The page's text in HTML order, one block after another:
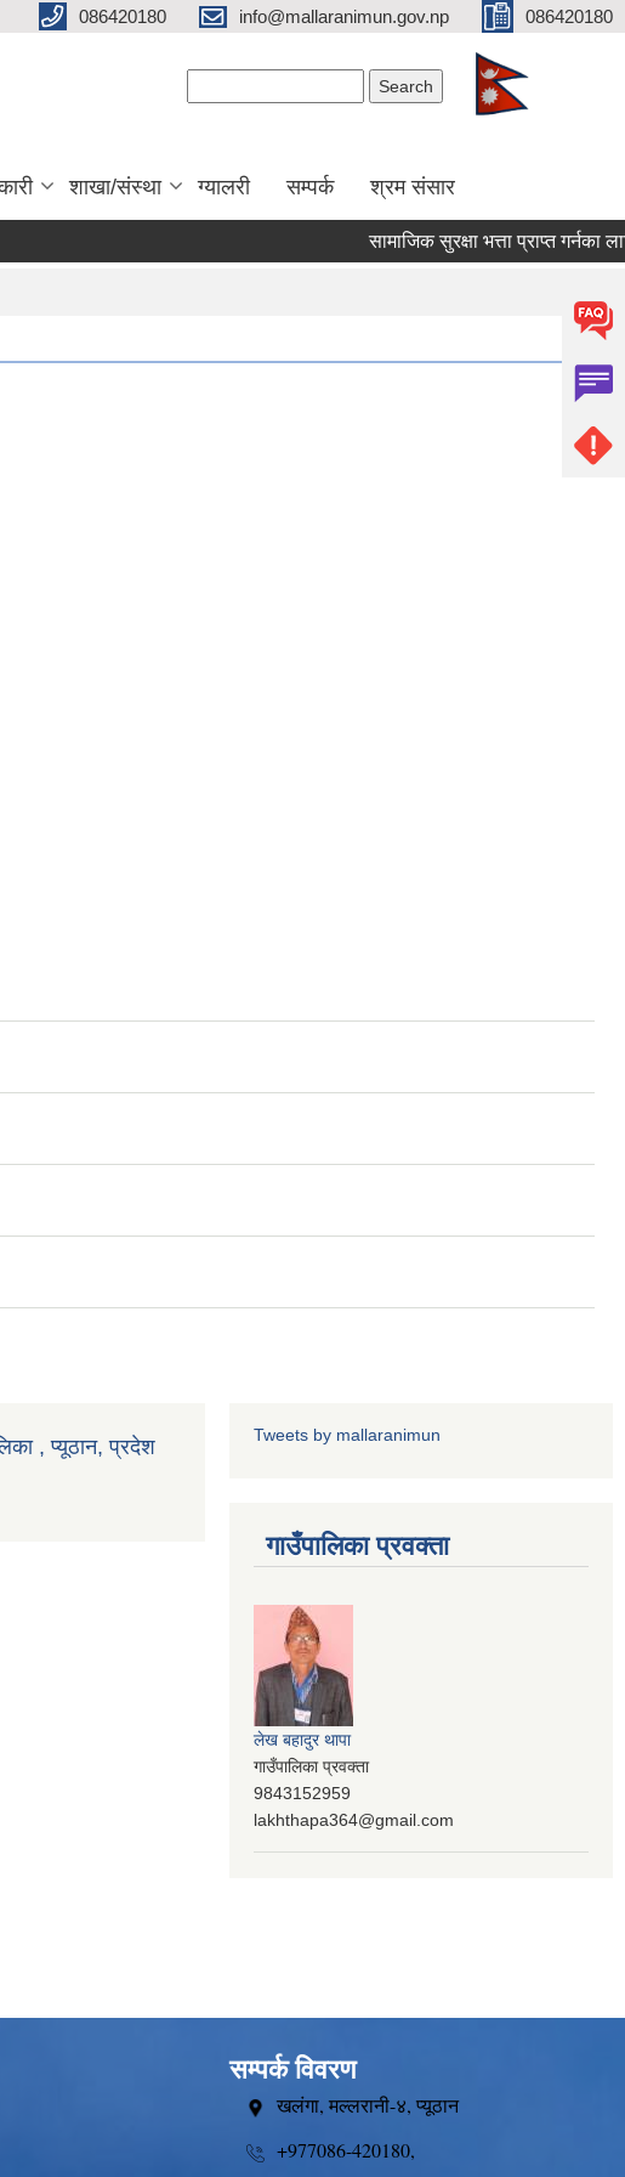
086420180 info@mallaranimun.gov.np 086420180
शाखा/संस्था ग्यालरी सम्पर्क श्रम संसार
सामाजिक सुरक्षा भत्ता प्राप्त गर्नका
, प्यूठान, प्रदेश
Tweets by mallaranimun
गाउँपालिका प्रवक्ता
लेख बहादुर थापा
गाउँपालिका प्रवक्ता
9843152959
lakhthapa364@gmail.com
सम्पर्क विवरण
खलंगा, मल्लरानी-४, प्यूठान
+977086-420180,